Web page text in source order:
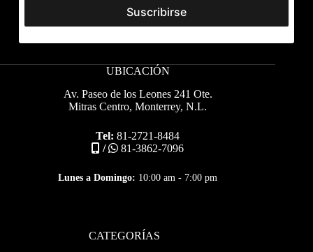
UBICACIÓN
Av. Paseo de los Leones 241 Ote.
Mitras Centro, Monterrey, N.L.
Tel: 81-2721-8484
/
81-3862-7096
Lunes a Domingo: 10:00 am - 7:00 pm
CATEGORÍAS